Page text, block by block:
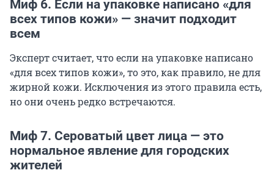
Миф 6. Если на упаковке написано «для
всех типов кожи» — значит подходит
всем
Эксперт считает, что если на упаковке написано
«для всех типов кожи», то это, как правило, не для
жирной кожи. Исключения из этого правила есть,
но они очень редко встречаются.
Миф 7. Сероватый цвет лица — это
нормальное явление для городских
жителей